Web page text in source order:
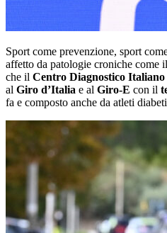
Sport come prevenzione, sport
affetto da patologie croniche come
che il Centro Diagnostico Italiano
al Giro d’Italia e al Giro-E con il
fa e composto anche da atleti